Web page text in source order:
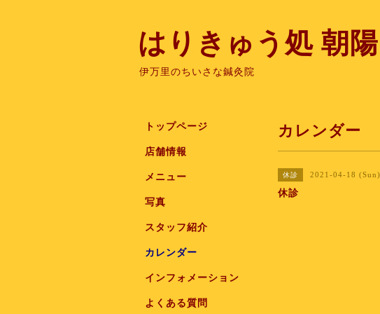
はりきゅう処 朝陽
伊万里のちいさな鍼灸院
カレンダー
休診 2021-04-18 (Sun)
休診
トップページ
店舗情報
メニュー
写真
スタッフ紹介
カレンダー
インフォメーション
よくある質問